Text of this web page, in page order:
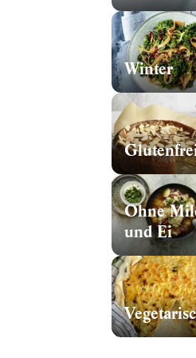
Winter
Ohne
und Ei